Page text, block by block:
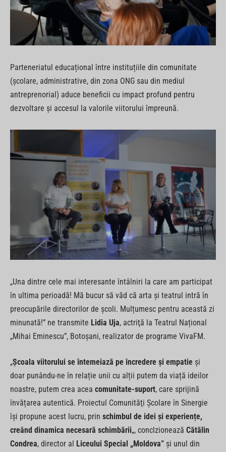
Parteneriatul educațional între instituțiile din comunitate
(şcolare, administrative, din zona ONG sau din mediul
antreprenorial) aduce beneficii cu impact profund pentru
dezvoltare şi accesul la valorile viitorului împreună.
„Una dintre cele mai interesante întâlniri la care am participat
în ultima perioadă! Mă bucur să văd că arta şi teatrul intră în
preocupările directorilor de şcoli. Mulțumesc pentru această zi
minunată!” ne transmite Lidia Uja, actriţă la Teatrul Național
„Mihai Eminescu”, Botoşani, realizator de programe VivaFM.
„Şcoala viitorului se întemeiază pe încredere şi empatie şi
doar punându-ne în relație unii cu alții putem da viață ideilor
noastre, putem crea acea comunitate-suport, care sprijină
învățarea autentică. Proiectul Comunităţi Şcolare în Sinergie
îşi propune acest lucru, prin schimbul de idei şi experiențe,
creând dinamica necesară schimbării„, conclzionează Cătălin
Condrea, director al Liceului Special „Moldova” şi unul din